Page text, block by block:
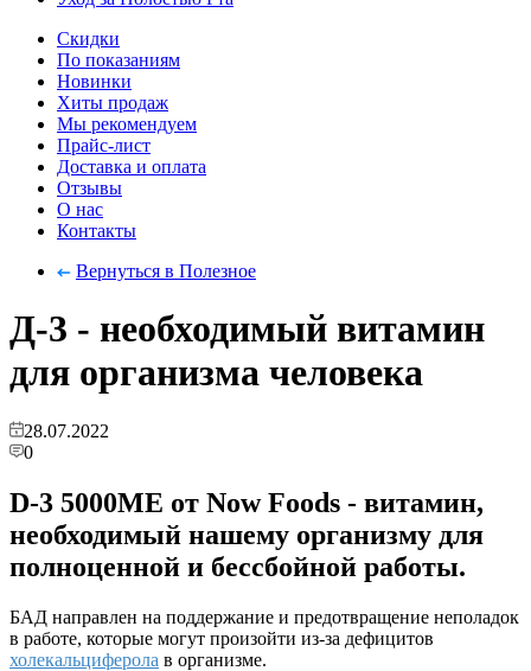
Скидки
По показаниям
Новинки
Хиты продаж
Мы рекомендуем
Прайс-лист
Доставка и оплата
Отзывы
О нас
Контакты
Вернуться в Полезное
Д-3 - необходимый витамин
для организма человека
28.07.2022
0
D-3 5000МЕ от Now Foods - витамин,
необходимый нашему организму для
полноценной и бессбойной работы.
БАД направлен на поддержание и предотвращение неполадок
в работе, которые могут произойти из-за дефицитов
холекальциферола в организме.